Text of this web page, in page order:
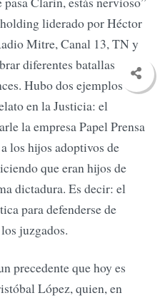
liderado por Héctor
Mitre, Canal 13, TN y
diferentes batallas
Hubo dos ejemplos
en la Justicia: el
la empresa Papel Prensa
los hijos adoptivos de
que eran hijos de
dictadura. Es decir: el
para defenderse de
juzgados.
precedente que hoy es
López, quien, en